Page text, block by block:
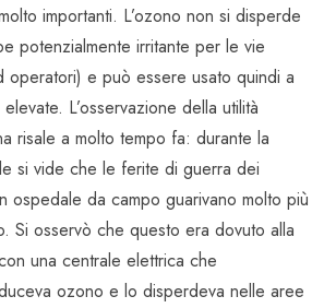
importanti. L’ozono non si disperde
potenzialmente irritante per le vie
e può essere usato quindi a
L’osservazione della utilità
risale a molto tempo fa: durante la
si vide che le ferite di guerra dei
ospedale da campo guarivano molto più
Si osservò che questo era dovuto alla
una centrale elettrica che
ozono e lo disperdeva nelle aree